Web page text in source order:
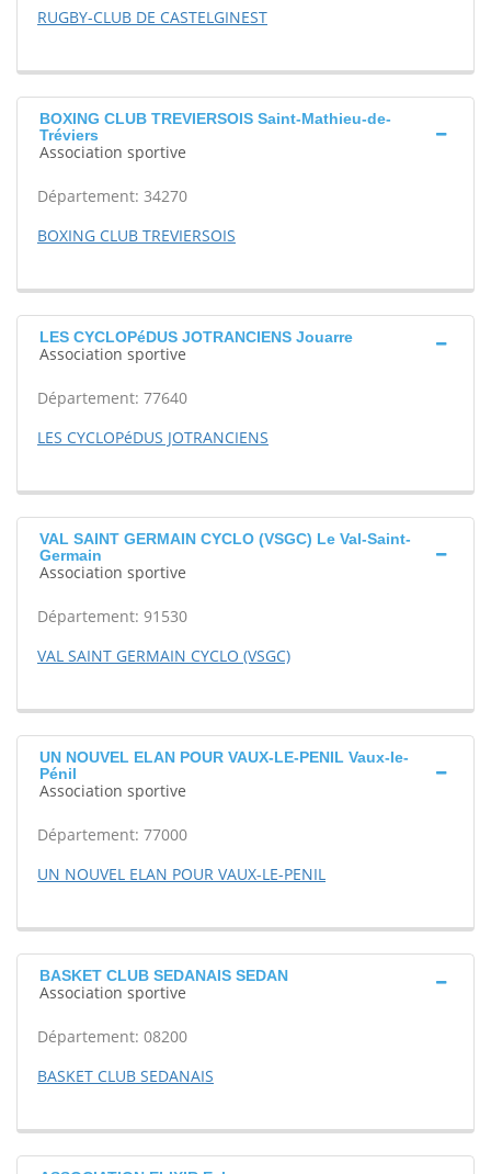
RUGBY-CLUB DE CASTELGINEST
BOXING CLUB TREVIERSOIS Saint-Mathieu-de-
Tréviers
Association sportive
Département: 34270
BOXING CLUB TREVIERSOIS
LES CYCLOPéDUS JOTRANCIENS Jouarre
Association sportive
Département: 77640
LES CYCLOPéDUS JOTRANCIENS
VAL SAINT GERMAIN CYCLO (VSGC) Le Val-Saint-
Germain
Association sportive
Département: 91530
VAL SAINT GERMAIN CYCLO (VSGC)
UN NOUVEL ELAN POUR VAUX-LE-PENIL Vaux-le-
Pénil
Association sportive
Département: 77000
UN NOUVEL ELAN POUR VAUX-LE-PENIL
BASKET CLUB SEDANAIS SEDAN
Association sportive
Département: 08200
BASKET CLUB SEDANAIS